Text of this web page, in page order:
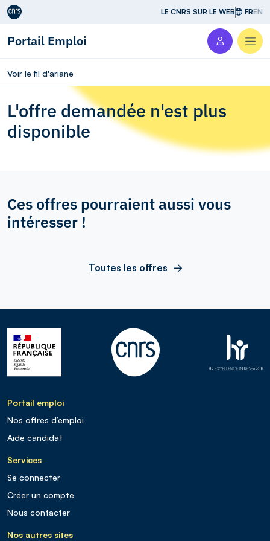
Aller au contenu LE CNRS SUR LE WEB FREN
Portail Emploi
Voir le fil d'ariane
L'offre demandée n'est plus
disponible
Ces offres pourraient aussi vous
intéresser !
Toutes les offres
Portail emploi
Nos offres d’emploi
Aide candidat
Services
Se connecter
Créer un compte
Nous contacter
Nos autres sites